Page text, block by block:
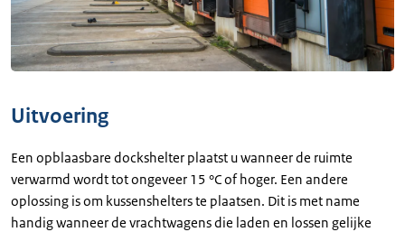
Uitvoering
Een opblaasbare dockshelter plaatst u wanneer de ruimte
verwarmd wordt tot ongeveer 15 °C of hoger. Een andere
oplossing is om kussenshelters te plaatsen. Dit is met name
handig wanneer de vrachtwagens die laden en lossen gelijke